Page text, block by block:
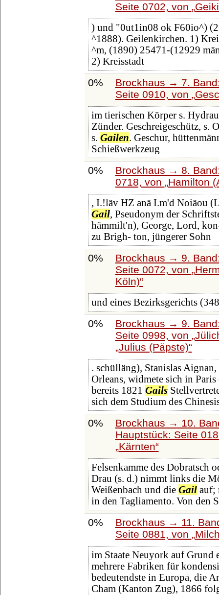
Seite 0702, von
) und "0ut1in08 ok F60io^)
^1888). Geilenkirchen. 1)
^m, (1890) 25471-(12929
2) Kreisstadt
0%
Brockhaus → 7.
Seite 0910, von
im tierischen Körper s.
Zünder. Geschreigeschütz, s.
s. Gailen. Geschur,
Schießwerkzeug
0%
Brockhaus → 8.
0718, von Hamilton
, I.!läv HZ anä I.m'd Noiäou
Gail, Pseudonym der
hämmilt'n), George, Lord,
zu Brigh- ton, jüngerer Sohn
0%
Brockhaus → 9.
Seite 0072, von
Köln)
und eines Bezirksgerichts
0%
Brockhaus → 9.
Seite 0998, von
Julius (Päpste)
. schülläng), Stanislas
Orleans, widmete sich in
bereits 1821 Gails
sich dem Studium des
0%
Brockhaus → 10.
Hauptstück: Seite
Kärnten
Felsenkamme des Dobratsch
Drau (s. d.) nimmt links die
Weißenbach und die Gailauf;
in den Tagliamento. Von den
0%
Brockhaus → 11.
Seite 0881, von
im Staate Neuyork auf Grund
mehrere Fabriken für
bedeutendste in Europa, die
Cham (Kanton Zug), 1866